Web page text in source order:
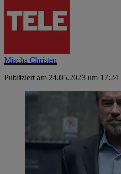
Mischa Christen
Publiziert am 24.05.2023 um 17:24